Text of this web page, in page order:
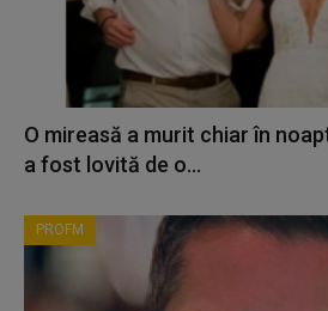
O mireasă a murit chiar în
a fost lovită de o...
PROFM